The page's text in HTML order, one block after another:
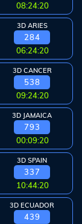
08:24:20
3D ARIES
284
06:24:20
3D CANCER
538
09:24:20
3D JAMAICA
793
00:09:20
3D SPAIN
337
10:44:20
3D ECUADOR
439